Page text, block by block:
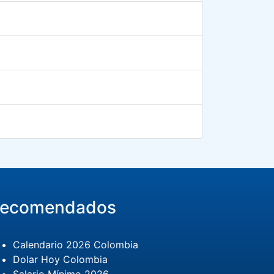
Calendario 2026 Colombia
Dolar Hoy Colombia